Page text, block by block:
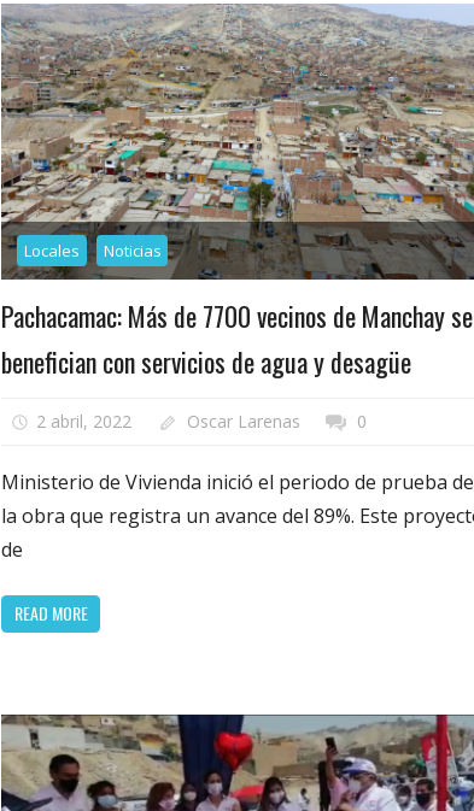
Locales Noticias
Pachacamac: Más de 7700 vecinos de Manchay se
benefician con servicios de agua y desagüe
2 abril, 2022 Oscar Larenas 0
Ministerio de Vivienda inició el periodo de prueba de
la obra que registra un avance del 89%. Este
de
READ MORE